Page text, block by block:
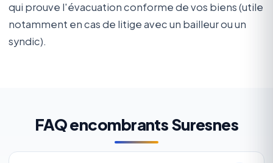
qui prouve l'évacuation conforme de vos biens (utile
notamment en cas de litige avec un bailleur ou un
syndic).
FAQ encombrants Suresnes